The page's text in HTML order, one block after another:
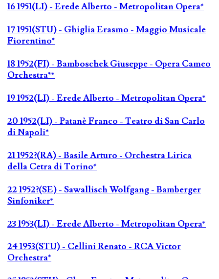
16 1951(LI) - Erede Alberto - Metropolitan Opera*
17 1951(STU) - Ghiglia Erasmo - Maggio Musicale
Fiorentino*
18 1952(FI) - Bamboschek Giuseppe - Opera Cameo
Orchestra**
19 1952(LI) - Erede Alberto - Metropolitan Opera*
20 1952(LI) - Patanè Franco - Teatro di San Carlo
di Napoli*
21 1952?(RA) - Basile Arturo - Orchestra Lirica
della Cetra di Torino*
22 1952?(SE) - Sawallisch Wolfgang - Bamberger
Sinfoniker*
23 1953(LI) - Erede Alberto - Metropolitan Opera*
24 1953(STU) - Cellini Renato - RCA Victor
Orchestra*